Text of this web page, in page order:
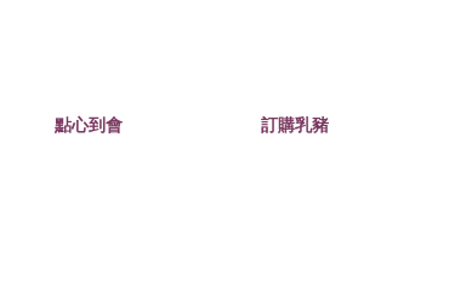
點心到會 訂購乳豬